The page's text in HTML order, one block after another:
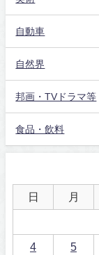
自動車
自然界
邦画・TVドラマ等
食品・飲料
日 月
4 5